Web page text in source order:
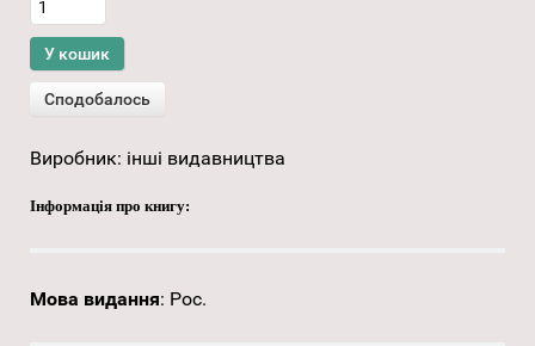
Виробник: інші видавництва
Інформація про книгу:
Мова видання: Рос.